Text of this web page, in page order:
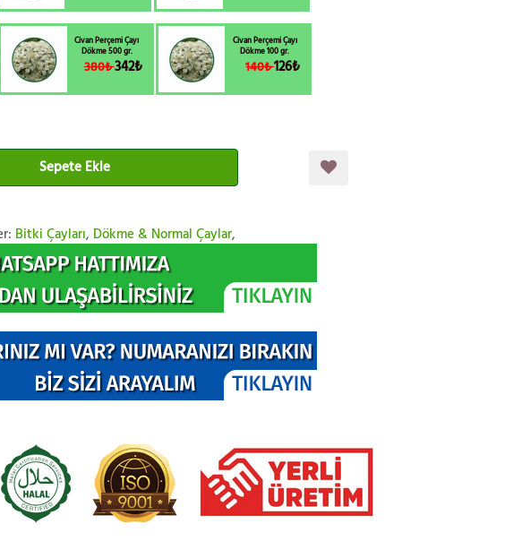
Civan Perçemi Çayı
Dökme 500 gr.
380₺342₺
Civan Perçemi Çayı
Dökme 100 gr.
140₺126₺
Sepete Ekle
Bitki Çayları, Dökme & Normal Çaylar,